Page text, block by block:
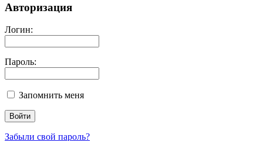
Авторизация
Логин:
Пароль:
Запомнить меня
Забыли свой пароль?